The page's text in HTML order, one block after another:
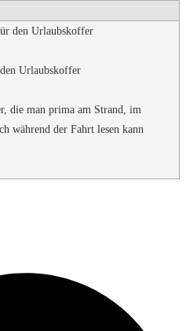
Urlaubskoffer
die man prima am Strand, im
während der Fahrt lesen kann